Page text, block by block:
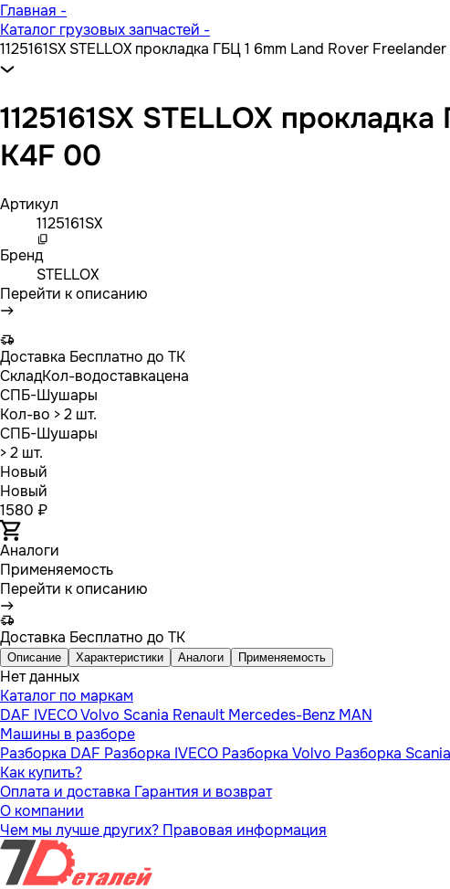
Главная -
Каталог грузовых запчастей -
1125161SX STELLOX прокладка ГБЦ 1 6mm Land Rover
1125161SX STELLOX
K4F 00
Артикул
1125161SX
Бренд
STELLOX
Перейти к описанию
Доставка Бесплатно до ТК
СкладКол-водоставкацена
СПБ-Шушары
Кол-во > 2 шт.
СПБ-Шушары
> 2 шт.
Новый
Новый
1580 ₽
Аналоги
Применяемость
Перейти к описанию
Доставка Бесплатно до ТК
Описание Характеристики Аналоги Применяемость
Нет данных
Каталог по маркам
DAF IVECOVolvo Scania Renault Mercedes-Benz MAN
Машины в разборе
Разборка DAF Разборка IVECO Разборка Volvo Разборка Scania
Как купить?
Оплата и доставка Гарантия и возврат
О компании
Чем мы лучше других? Правовая информация